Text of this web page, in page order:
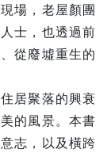
場，老屋顏團
士，也透過前
從廢墟重生的
居聚落的興衰
的風景。本書
志，以及橫跨